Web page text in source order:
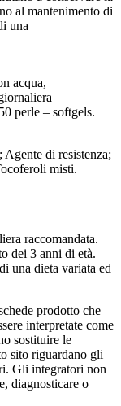
al mantenimento di
una
acqua,
perle – softgels.
di resistenza;
misti.
raccomandata.
dei 3 anni di età.
una dieta variata ed
prodotto che
interpretate come
sostituire le
sito riguardano gli
Gli integratori non
diagnosticare o